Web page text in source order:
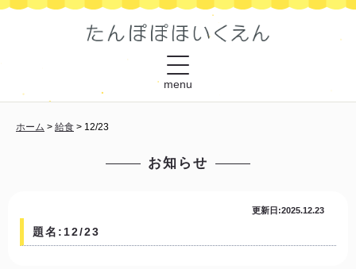
menu
ホーム > 給食 > 12/23
お知らせ
更新日:2025.12.23
題名:12/23